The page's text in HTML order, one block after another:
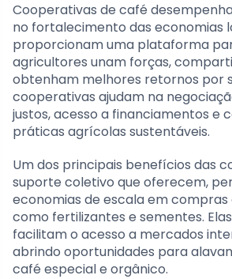
Cooperativas de café
no fortalecimento das economias
proporcionam uma plataforma
agricultores unam forças,
obtenham melhores retornos por
cooperativas ajudam na
justos, acesso a financiamentos e
práticas agrícolas sustentáveis.
Um dos principais benefícios das
suporte coletivo que oferecem,
economias de escala em compras
como fertilizantes e sementes.
facilitam o acesso a mercados
abrindo oportunidades para
café especial e orgânico.